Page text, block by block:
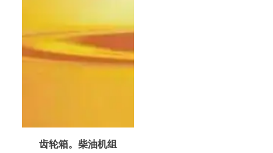
齿轮箱。柴油机组